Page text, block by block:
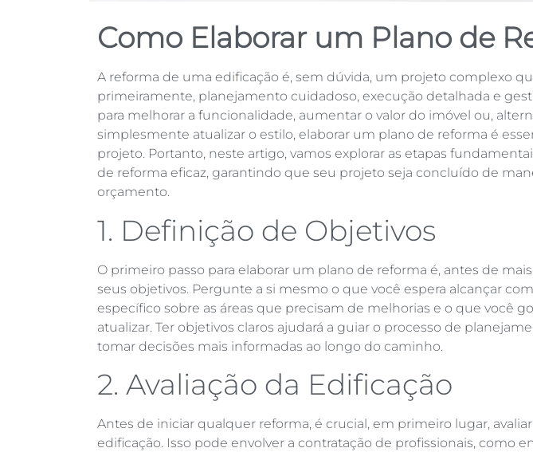
Como Elaborar um Plano de
A reforma de uma edificação é, sem dúvida, um projeto complexo
primeiramente, planejamento cuidadoso, execução detalhada e
para melhorar a funcionalidade, aumentar o valor do imóvel ou,
simplesmente atualizar o estilo, elaborar um plano de reforma é
projeto. Portanto, neste artigo, vamos explorar as etapas
de reforma eficaz, garantindo que seu projeto seja concluído de
orçamento.
1. Definição de Objetivos
O primeiro passo para elaborar um plano de reforma é, antes de
seus objetivos. Pergunte a si mesmo o que você espera alcançar
específico sobre as áreas que precisam de melhorias e o que você
atualizar. Ter objetivos claros ajudará a guiar o processo de
tomar decisões mais informadas ao longo do caminho.
2. Avaliação da Edificação
Antes de iniciar qualquer reforma, é crucial, em primeiro lugar,
edificação. Isso pode envolver a contratação de profissionais, como